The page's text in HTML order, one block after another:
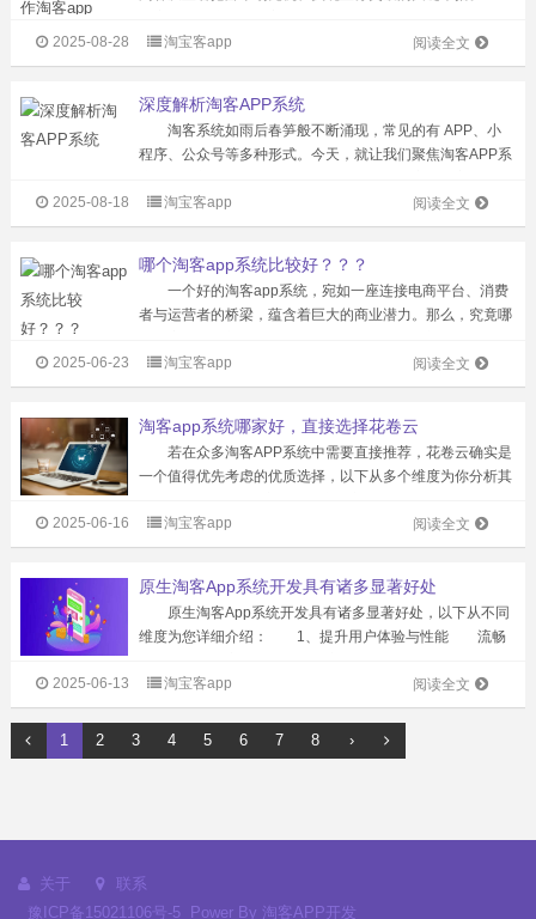
模式和业务需求。其中，运营商版本适用于大型淘客团队或
企业，可实现对众多下级代理的...
阅读全文
2025-08-28 淘宝客app
深度解析淘客APP系统
淘客系统如雨后春笋般不断涌现，常见的有 APP、小
程序、公众号等多种形式。今天，就让我们聚焦淘客APP系
运营全局 开发属于自己的淘客APP，意味着拥有了一个
完全独立的运营空间。内部的...
阅读全文
2025-08-18 淘宝客app
哪个淘客app系统比较好？？？
一个好的淘客app系统，宛如一座连接电商平台、消费
者与运营者的桥梁，蕴含着巨大的商业潜力。那么，究竟哪
的淘客app系统首先具备丰富的商品资源。它涵盖了人们日
常生活所需的众多商品，是一...
阅读全文
2025-06-23 淘宝客app
淘客app系统哪家好，直接选择花卷云
若在众多淘客APP系统中需要直接推荐，花卷云确实是
一个值得优先考虑的优质选择，以下从多个维度为你分析其
花卷云背后拥有一支经验丰富、技术精湛的研发团队，他们
长期专注于淘客APP系统的开发...
阅读全文
2025-06-16 淘宝客app
原生淘客App系统开发具有诸多显著好处
原生淘客App系统开发具有诸多显著好处，以下从不同
维度为您详细介绍： 1、提升用户体验与性能 流畅
能，使得App运行更加流畅，页面切换迅速，用户操作时几
乎感受不到卡顿，能为用户带来...
阅读全文
2025-06-13 淘宝客app
1 2 3 4 5 6 7 8 ›
关于
联系
豫ICP备15021106号-5
Power By 淘客APP开发